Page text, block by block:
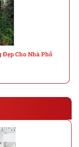
Cho Nhà Phố